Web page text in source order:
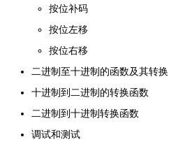
按位补码
按位左移
按位右移
二进制至十进制的函数及其转换
十进制到二进制的转换函数
二进制到十进制转换函数
调试和测试